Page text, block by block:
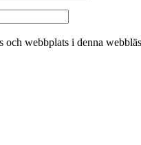
och webbplats i denna